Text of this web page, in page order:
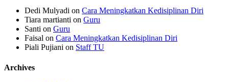
Dedi Mulyadi on Cara Meningkatkan Kedisiplinan Diri
Tiara martianti on Guru
Santi on Guru
Faisal on Cara Meningkatkan Kedisiplinan Diri
Piali Pujiani on Staff TU
Archives